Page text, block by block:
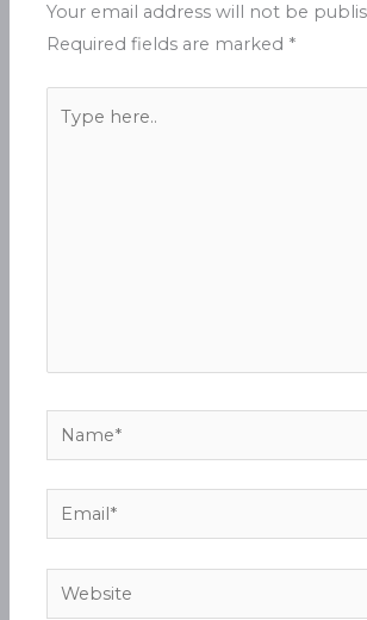
Your email address will not be
Required fields are marked *
here..
Name*
Email*
Website